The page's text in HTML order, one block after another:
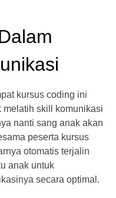
kursus coding ini
melatih skill komunikasi
nanti sang anak akan
peserta kursus
otomatis terjalin
anak untuk
secara optimal.